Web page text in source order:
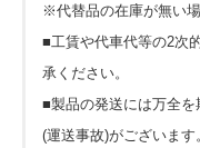
※代替品の在庫が無い
■工賃や代車代等の2次
承ください。
■製品の発送には万全
(運送事故)がございます